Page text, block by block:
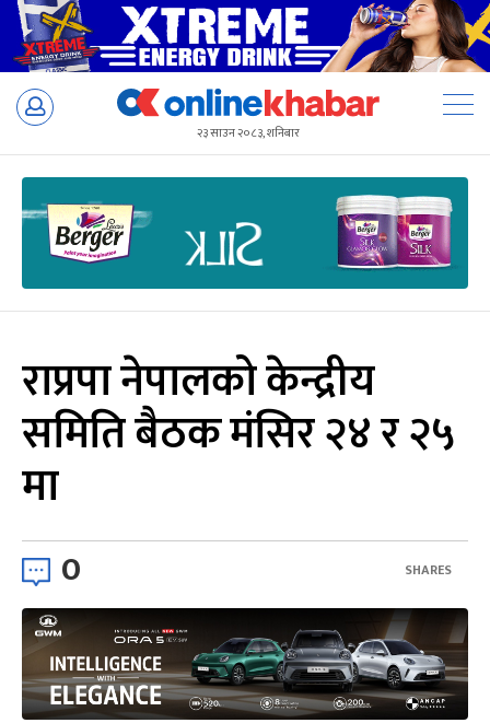
Skip
२३ साउन २०८३, शनिबार
राप्रपा नेपालको केन्द्रीय
समिति बैठक मंसिर २४ र २५
मा
0 SHARES